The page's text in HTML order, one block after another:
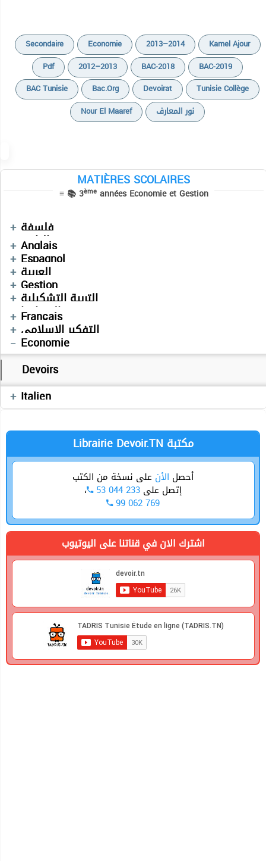
Secondaire Economie 2013–2014
Kamel Ajour
Pdf
2012–2013 BAC-2018
BAC-2019
BAC Tunisie
Bac.org Devoirat
Tunisie Collège
Nour El Maaref
نور المعارف
MATIÈRES SCOLAIRES
≡ 📚 3èmeannées Economie et Gestion
Informatique
Cours
فلسفة
Devoirs
التاريخ
Devoirs
Mathématiques
Séries
Anglais
Devoirs
Espagnol
Devoirs
العربية
Devoirs
Gestion
Devoirs
التربية التشكيلية
Devoirs
الجغرافيا
Cours
Devoirs
Français
Devoirs
التفكير الإسلامي
Devoirs
Economie
Devoirs
Italien
Devoirs
Allemand
Cours
Devoirs
Séries
Librairie Devoir.TN مكتبة
أحصل الأن على نسخة من الكتب
إتصل على 53 044 233 ،
99 062 769
اشترك الان في قناتنا على اليوتيوب